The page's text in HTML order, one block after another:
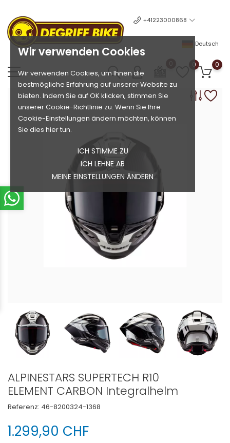
Wir verwenden Cookies
Wir verwenden Cookies, um Ihnen die
bestmögliche Erfahrung auf unserer Website zu
bieten. Indem Sie auf OK klicken, stimmen Sie
unserer Cookie-Richtlinie zu. Wenn Sie Ihre
Cookie-Einstellungen ändern möchten, können
Sie dies hier tun.
ICH STIMME ZU
ICH LEHNE AB
MEINE EINSTELLUNGEN ÄNDERN
+41223000868
Deutsch
0 0
ALPINESTARS SUPERTECH R10
ELEMENT CARBON Integralhelm
Referenz: 46-8200324-1368
1.299,90 CHF